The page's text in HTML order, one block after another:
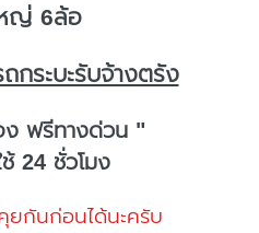
ญ่ 6ล้อ
กระบะรับจ้างตรัง
ฟรีทางด่วน "
24 ชั่วโมง
ยกันก่อนได้นะครับ